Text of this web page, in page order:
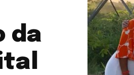
da